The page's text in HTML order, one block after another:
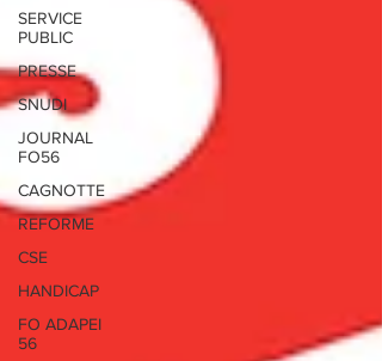
SERVICE
PUBLIC
PRESSE
SNUDI
JOURNAL
FO56
CAGNOTTE
REFORME
CSE
HANDICAP
FO ADAPEI
56